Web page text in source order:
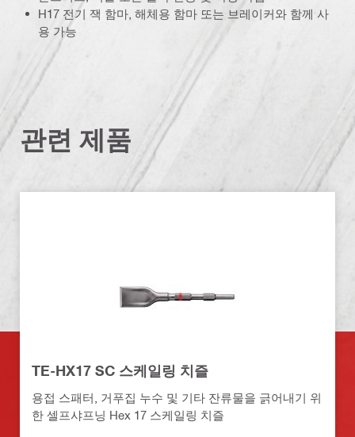
H17 전기 잭 함마, 해체용 함마 또는 브레이커와 함께 사
용 가능
관련 제품
TE-HX17 SC 스케일링 치즐
용접 스패터, 거푸집 누수 및 기타 잔류물을 긁어내기 위
한 셀프샤프닝 Hex 17 스케일링 치즐